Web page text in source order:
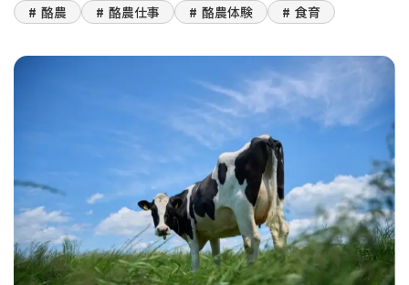
酪農 酪農仕事 酪農体験 食育